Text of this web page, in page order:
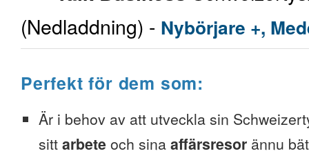
(Nedladdning) - Nybörjare +,
Perfekt för dem som:
Är i behov av att utveckla sin
sitt arbete och sina affärsresor ännu